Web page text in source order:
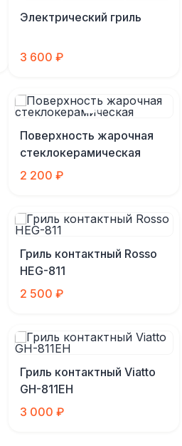
Электрический гриль
3 600 ₽
Поверхность жарочная
стеклокерамическая
2 200 ₽
Гриль контактный Rosso
HEG-811
2 500 ₽
Гриль контактный Viatto
GH-811EH
3 000 ₽